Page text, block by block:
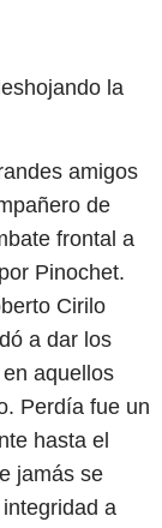
la
amigos
de
frontal a
Pinochet.
Cirilo
a dar los
aquellos
Perdía fue un
hasta el
jamás se
a